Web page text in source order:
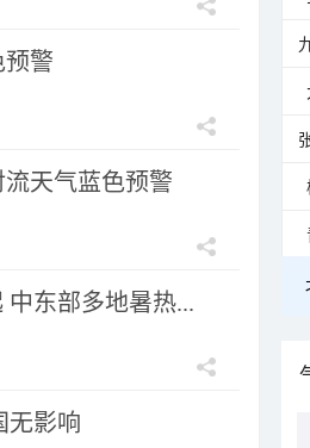
预警
天气蓝色预警
中东部多地暑热...
无影响